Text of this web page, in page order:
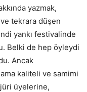
yazmak,
tekrara düşen
yankı festivalinde
Belki de hep öyleydi
Ancak
kaliteli ve samimi
üyelerine,